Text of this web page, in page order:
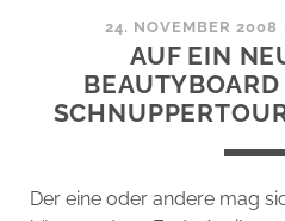
DUFTNOTEN
KOMMENTARE
KATEGORIEN
ARTIKEL-ARCHIV
24. NOVEMBER 2008
AUF EIN
Der eine oder andere mag